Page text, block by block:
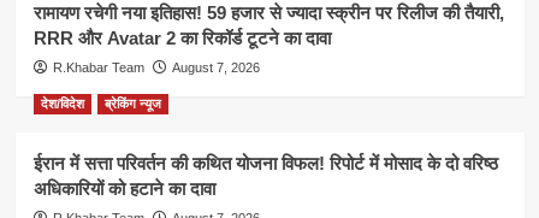
रामायण रचेगी नया इतिहास! 59 हजार से ज्यादा स्क्रीन पर रिलीज की तैयारी,
RRR और Avatar 2 का रिकॉर्ड टूटने का दावा
R.Khabar Team August 7, 2026
देश/विदेश ब्रेकिंग न्यूज
ईरान में सत्ता परिवर्तन की कथित योजना विफल! रिपोर्ट में मोसाद के दो वरिष्ठ
अधिकारियों को हटाने का दावा